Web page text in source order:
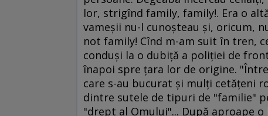
lor, strigînd family, family!. Era o
vameşii nu-l cunoşteau şi, oricum,
not family! Cînd m-am suit în tren,
conduşi la o dubiţă a poliţiei de
înapoi spre ţara lor de origine.
care s-au bucurat şi mulţi cetăţeni
dintre sutele de tipuri de "familie"
"drept al Omului"... După aproape